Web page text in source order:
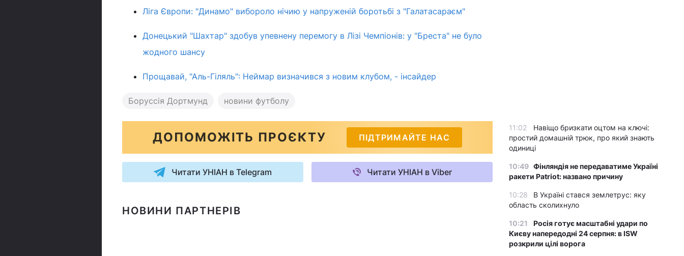
Ліга Європи: "Динамо" вибороло нічию у напруженій боротьбі з "Галатасараєм"
Донецький "Шахтар" здобув упевнену перемогу в Лізі Чемпіонів: у "Бреста" не було
жодного шансу
Прощавай, "Аль-Гіляль": Неймар визначився з новим клубом, - інсайдер
Боруссія Дортмунд новини футболу
ДОПОМОЖІТЬ ПРОЄКТУ ПІДТРИМАЙТЕ НАС
Читати УНІАН в Telegram Читати УНІАН в Viber
НОВИНИ ПАРТНЕРІВ
11:02
Навіщо бризкати оцтом на ключі:
простий домашній трюк, про який знають
одиниці
10:49 Фінляндія не передаватиме Україні
ракети Patriot: названо причину
10:28
В Україні стався землетрус: яку
область сколихнуло
10:21
Росія готує масштабні удари по
Києву напередодні 24 серпня: в ISW
розкрили цілі ворога